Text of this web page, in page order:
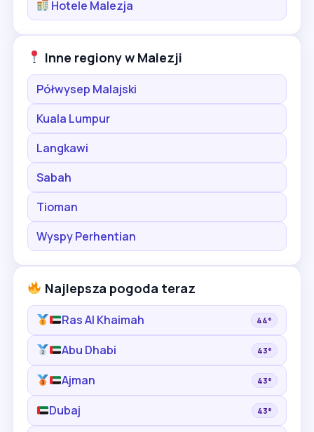
Hotele Malezja
Inne regiony w Malezji
Półwysep Malajski
Kuala Lumpur
Langkawi
Sabah
Tioman
Wyspy Perhentian
Najlepsza pogoda teraz
Ras Al Khaimah 44°
Abu Dhabi 43°
Ajman 43°
Dubaj 43°